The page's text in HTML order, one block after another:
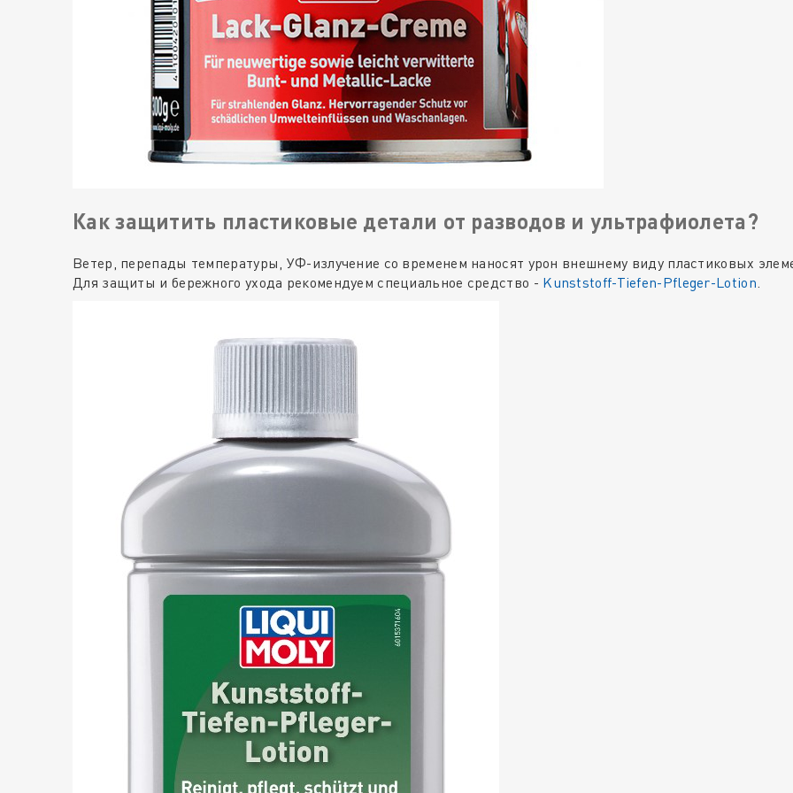
Как защитить пластиковые детали от разводов и ультрафиолета?
Ветер, перепады температуры, УФ-излучение со временем наносят урон внешнему виду пластиковых
Для защиты и бережного ухода рекомендуем специальное средство - Kunststoff-Tiefen-Pfleger-Lotion.